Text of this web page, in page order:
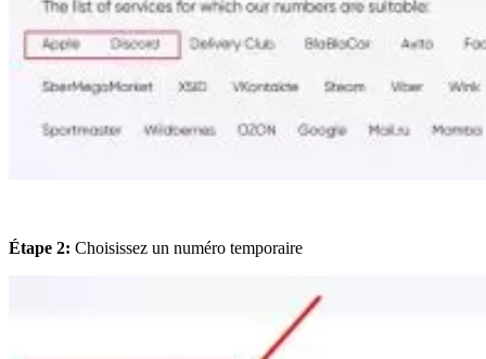
Étape 2: Choisissez un numéro temporaire